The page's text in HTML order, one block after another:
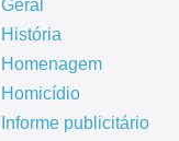
Geral
História
Homenagem
Homicídio
Informe publicitário